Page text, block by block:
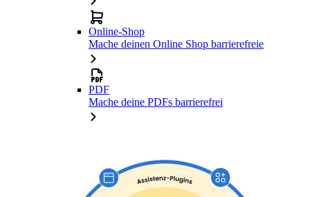
Online-Shop
Mache deinen Online Shop barrierefreie
PDF
Mache deine PDFs barrierefrei